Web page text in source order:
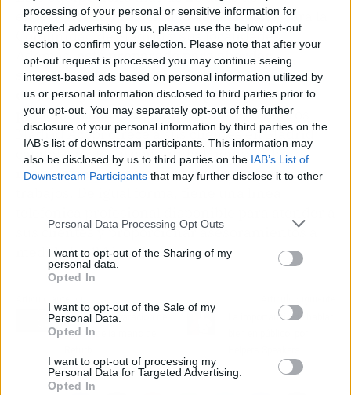
processing of your personal or sensitive information for
targeted advertising by us, please use the below opt-out
section to confirm your selection. Please note that after your
opt-out request is processed you may continue seeing
interest-based ads based on personal information utilized by
us or personal information disclosed to third parties prior to
your opt-out. You may separately opt-out of the further
disclosure of your personal information by third parties on the
IAB’s list of downstream participants. This information may
also be disclosed by us to third parties on the IAB’s List of
Downstream Participants that may further disclose it to other
Personal Data Processing Opt Outs
I want to opt-out of the Sharing of my
personal data.
Opted In
I want to opt-out of the Sale of my
Personal Data.
Opted In
I want to opt-out of processing my
Personal Data for Targeted Advertising.
Opted In
experiencia en soluciones de cerrajería para la
Comunidad de Madrid y sus localidades.
Además,está preparado para abordar
situaciones de emergencia las 24 horas del
día, incluyendo asesorías y presupuestos
personalizados sin compromiso. Cerrajeros
Madrid Acopi ofrece a sus clientes en Madrid
capital y resto de comunidad tiempos de
respuesta muy cortos y garantiza todos sus
sus clientes y proporcionar asesoramientos a
medida las 24 horas.
Servicio de reparación de
iPhone, de la mano de
La importancia de hablar